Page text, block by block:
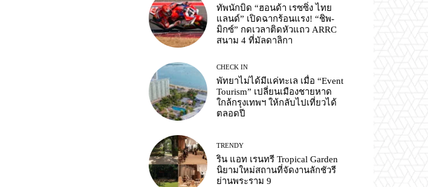
ทัพนักบิด “ฮอนด้า เรซซิ่ง ไทย
แลนด์” เปิดฉากร้อนแรง! “ชิพ-
มิกซ์” กดเวลาติดหัวแถว ARRC
สนาม 4 ที่มัลดาลิกา
CHECK IN
พัทยาไม่ได้มีแค่ทะเล เมื่อ “Event
Tourism” เปลี่ยนเมืองชายหาด
ใกล้กรุงเทพฯ ให้กลับไปเที่ยวได้
ตลอดปี
TRENDY
ริน แอท เรนทรี Tropical Garden
นิยามใหม่สถานที่จัดงานลักชัวรี
ย่านพระราม 9